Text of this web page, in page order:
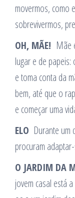
movermos, como
sobrevivermos,
OH, MÃE! Mãe
lugar e de
e toma conta da
bem, até que o
e começar uma
ELO Durante um
procuram
O JARDIM DA
jovem casal está